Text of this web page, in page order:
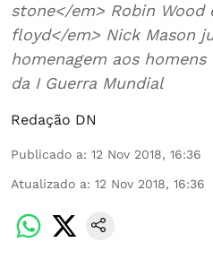
stone</em> Robin Wood
floyd</em> Nick Mason
homenagem aos
da I Guerra Mundial
Redação DN
Publicado a: 12 Nov 2018, 16:36
Atualizado a: 12 Nov 2018, 16:36